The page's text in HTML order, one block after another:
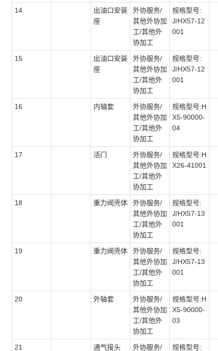
14
出油口安装
座
外协服务/
其他外协加
工/其他外
协加工
规格型号:
J/HX57-12
001
15
出油口安装
座
外协服务/
其他外协加
工/其他外
协加工
规格型号:
J/HX57-12
001
16 内轴套
外协服务/
其他外协加
工/其他外
协加工
规格型号:H
X5-90000-
04
17 活门
外协服务/
其他外协加
工/其他外
协加工
规格型号:H
X26-41001
18 重力阀壳体
外协服务/
其他外协加
工/其他外
协加工
规格型号:
J/HX57-13
001
19 重力阀壳体
外协服务/
其他外协加
工/其他外
协加工
规格型号:
J/HX57-13
001
20 外轴套
外协服务/
其他外协加
工/其他外
协加工
规格型号:H
X5-90000-
03
21 通气接头 外协服务/ 规格型号: